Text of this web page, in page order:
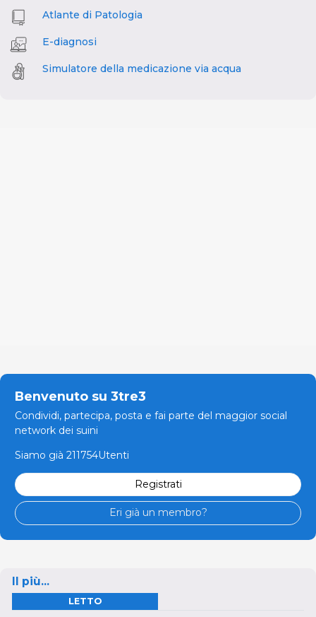
Atlante di Patologia
E-diagnosi
Simulatore della medicazione via acqua
Benvenuto su 3tre3
Condividi, partecipa, posta e fai parte del maggior social
network dei suini
Siamo già 211754Utenti
Registrati
Eri già un membro?
Il più...
LETTO